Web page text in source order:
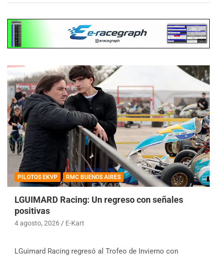
PILOTOS EKVP RMC BUENOS AIRES
LGUIMARD Racing: Un regreso con señales
positivas
4 agosto, 2026 E-Kart
LGuimard Racing regresó al Trofeo de Invierno con